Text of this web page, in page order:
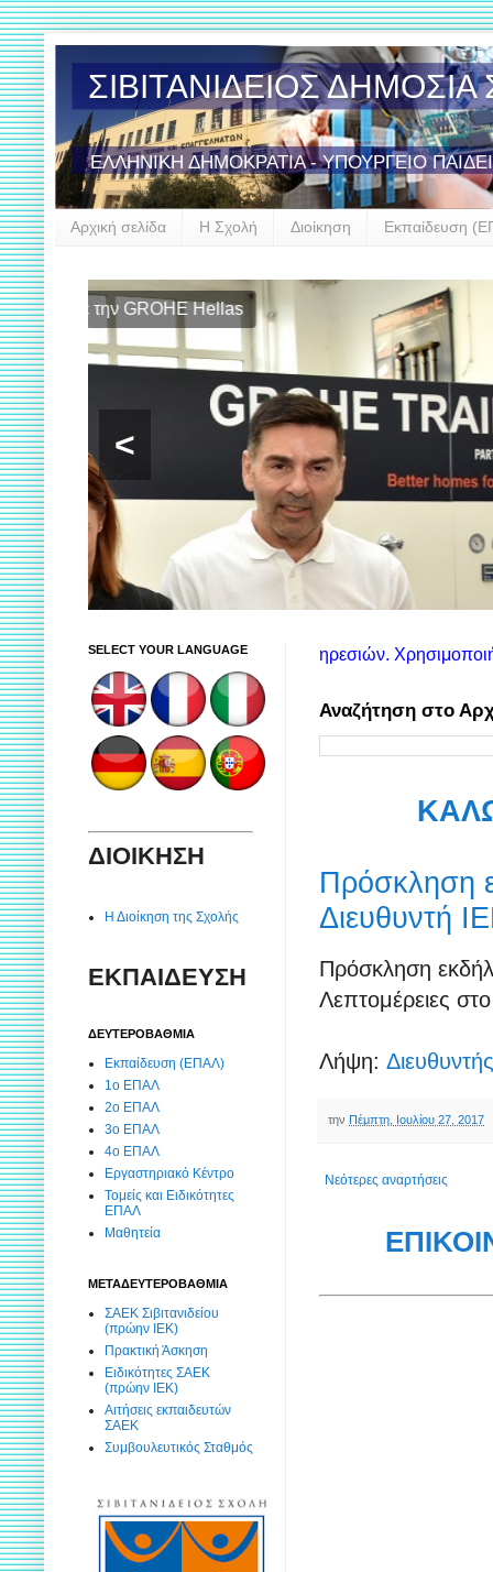
ΣΙΒΙΤΑΝΙΔΕΙΟΣ
ΕΛΛΗΝΙΚΗ ΔΗΜΟΚΡΑΤΙΑ - ΥΠΟΥΡΓΕΙΟ
Αρχική σελίδα Η Σχολή Διοίκηση Εκπαίδευση
Εργασίες
<
των αντίστοιχων υπηρεσιών. Χρησιμοποιήστε το
Αναζήτηση στο
Πρόσκληση
Διευθυντή
Πρόσκληση
Λεπτομέρειες
Λήψη:
την Πέμπτη, Ιουλίου 27, 2017
Νεότερες αναρτήσεις
SELECT YOUR LANGUAGE
ΔΙΟΙΚΗΣΗ
Η Διοίκηση της Σχολής
ΕΚΠΑΙΔΕΥΣΗ
ΔΕΥΤΕΡΟΒΑΘΜΙΑ
Εκπαίδευση (ΕΠΑΛ)
1ο ΕΠΑΛ
2ο ΕΠΑΛ
3ο ΕΠΑΛ
4ο ΕΠΑΛ
Εργαστηριακό Κέντρο
Τομείς και Ειδικότητες
ΕΠΑΛ
Μαθητεία
ΜΕΤΑΔΕΥΤΕΡΟΒΑΘΜΙΑ
ΣΑΕΚ Σιβιτανιδείου
(πρώην ΙΕΚ)
Πρακτική Άσκηση
Ειδικότητες ΣΑΕΚ
(πρώην ΙΕΚ)
Αιτήσεις εκπαιδευτών
ΣΑΕΚ
Συμβουλευτικός Σταθμός